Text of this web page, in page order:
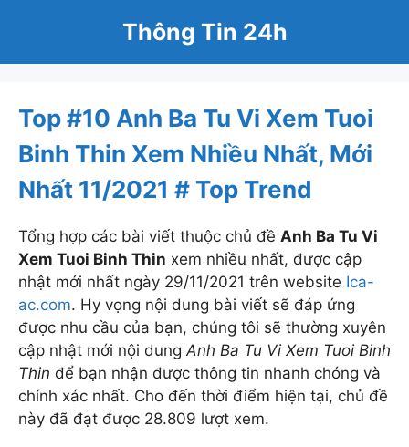
Thông Tin 24h
Lầu 3 - Compa Building - 293 Điện Biên Phủ -
Phường 15 - Bình Thạnh - TPHCM
Hotline: 0938189222
Dự báo thời tiết
Thời tiết đà nẵng
Thời tiết tphcm
Giá vàng hôm nay
Giá lợn hơi
Giá xăng hôm nay
Xổ số miền bắc
Xổ số miền nam
Tử vi hôm nay
Tử vi hàng ngày
Top #10 Anh Ba Tu Vi Xem Tuoi
Binh Thin Xem Nhiều Nhất, Mới
Nhất 11/2021 # Top Trend
Tổng hợp các bài viết thuộc chủ đề Anh Ba Tu Vi
Xem Tuoi Binh Thin xem nhiều nhất, được cập
nhật mới nhất ngày 29/11/2021 trên website Ica-
ac.com. Hy vọng nội dung bài viết sẽ đáp ứng
được nhu cầu của bạn, chúng tôi sẽ thường xuyên
cập nhật mới nội dungAnh Ba Tu Vi Xem Tuoi Binh
Thin để bạn nhận được thông tin nhanh chóng và
chính xác nhất. Cho đến thời điểm hiện tại, chủ đề
này đã đạt được 28.809 lượt xem.